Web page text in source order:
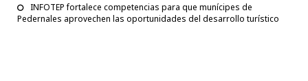
INFOTEP fortalece competencias para que munícipes de
Pedernales aprovechen las oportunidades del desarrollo turístico